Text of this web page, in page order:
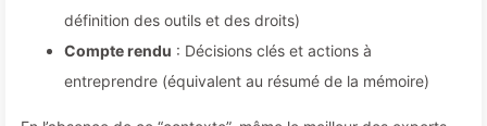
définition des outils et des droits)
Compte rendu : Décisions clés et actions à
entreprendre (équivalent au résumé de la mémoire)